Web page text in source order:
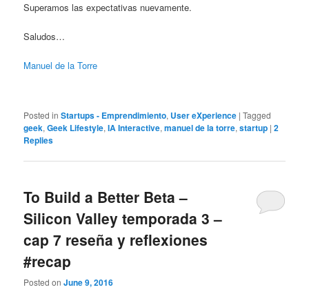
Superamos las expectativas nuevamente.
Saludos…
Manuel de la Torre
Posted in Startups - Emprendimiento, User eXperience |Tagged
geek,Geek Lifestyle,IA Interactive,manuel de la torre,startup |2
Replies
To Build a Better Beta –
Silicon Valley temporada 3 –
cap 7 reseña y reflexiones
#recap
Posted onJune 9, 2016